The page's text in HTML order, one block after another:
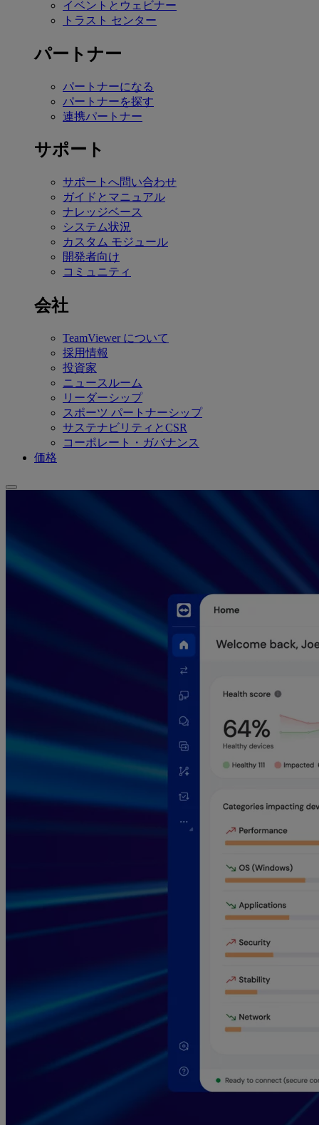
イベントとウェビナー
トラスト センター
パートナー
パートナーになる
パートナーを探す
連携パートナー
サポート
サポートへ問い合わせ
ガイドとマニュアル
ナレッジベース
システム状況
カスタム モジュール
開発者向け
コミュニティ
会社
TeamViewer について
採用情報
投資家
ニュースルーム
リーダーシップ
スポーツ パートナーシップ
サステナビリティとCSR
コーポレート・ガバナンス
価格